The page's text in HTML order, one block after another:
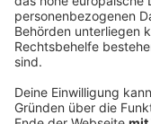
verhindern die
andere Gebäude
Feuerwehr-
Die
langen Abend ein.